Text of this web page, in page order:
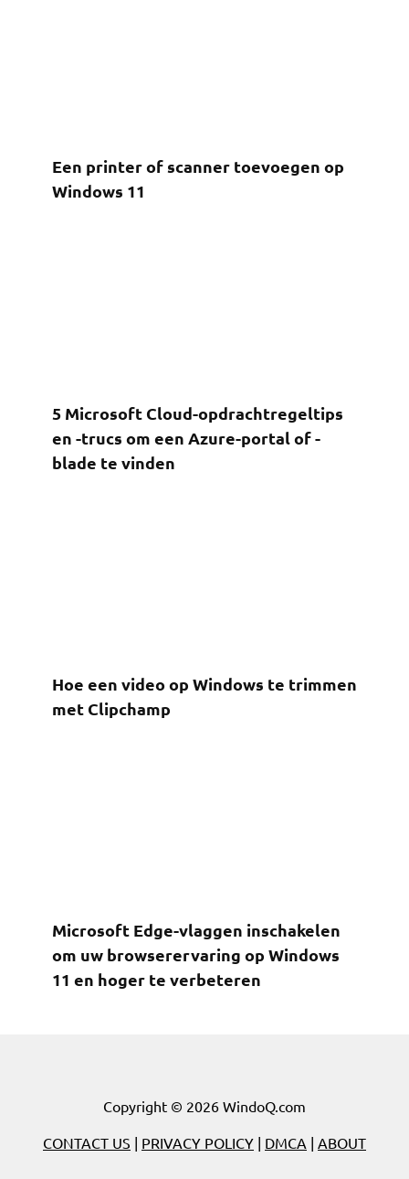
Een printer of scanner toevoegen op
Windows 11
5 Microsoft Cloud-opdrachtregeltips
en -trucs om een ​​Azure-portal of -
blade te vinden
Hoe een video op Windows te trimmen
met Clipchamp
Microsoft Edge-vlaggen inschakelen
om uw browserervaring op Windows
11 en hoger te verbeteren
Copyright © 2026 WindoQ.com
CONTACT US | PRIVACY POLICY | DMCA | ABOUT